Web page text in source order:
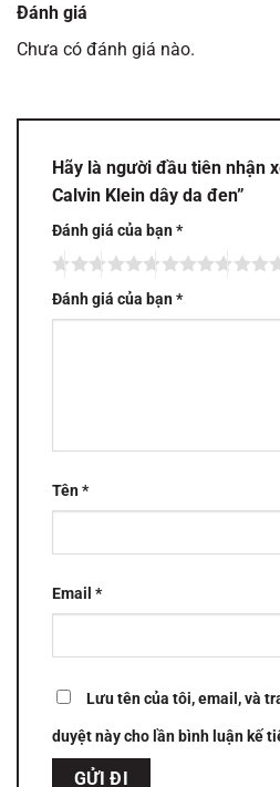
Đánh giá
Chưa có đánh giá nào.
Hãy là người đầu tiên nhận
Calvin Klein dây da đen”
Đánh giá của bạn*
Đánh giá của bạn*
Tên*
Email *
Lưu tên của tôi, email, và
duyệt này cho lần bình luận kế